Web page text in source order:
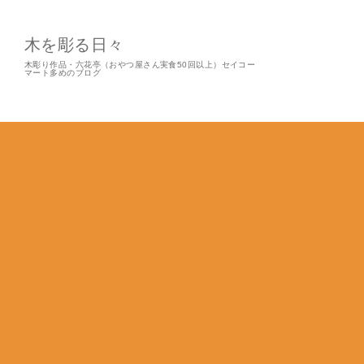
木を彫る日々
木彫り作品・六花亭（おやつ屋さん実食50回以上）セイコー
マート多めのブログ